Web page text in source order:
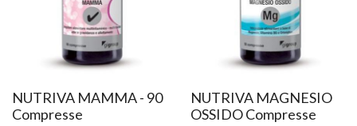
NUTRIVA MAMMA - 90
Compresse
NUTRIVA MAGNESIO
OSSIDO Compresse